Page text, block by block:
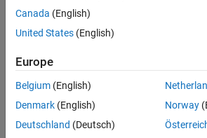
Canada (English)
United States (English)
Europe
Belgium (English)
Denmark (English)
Deutschland (Deutsch)
Norway